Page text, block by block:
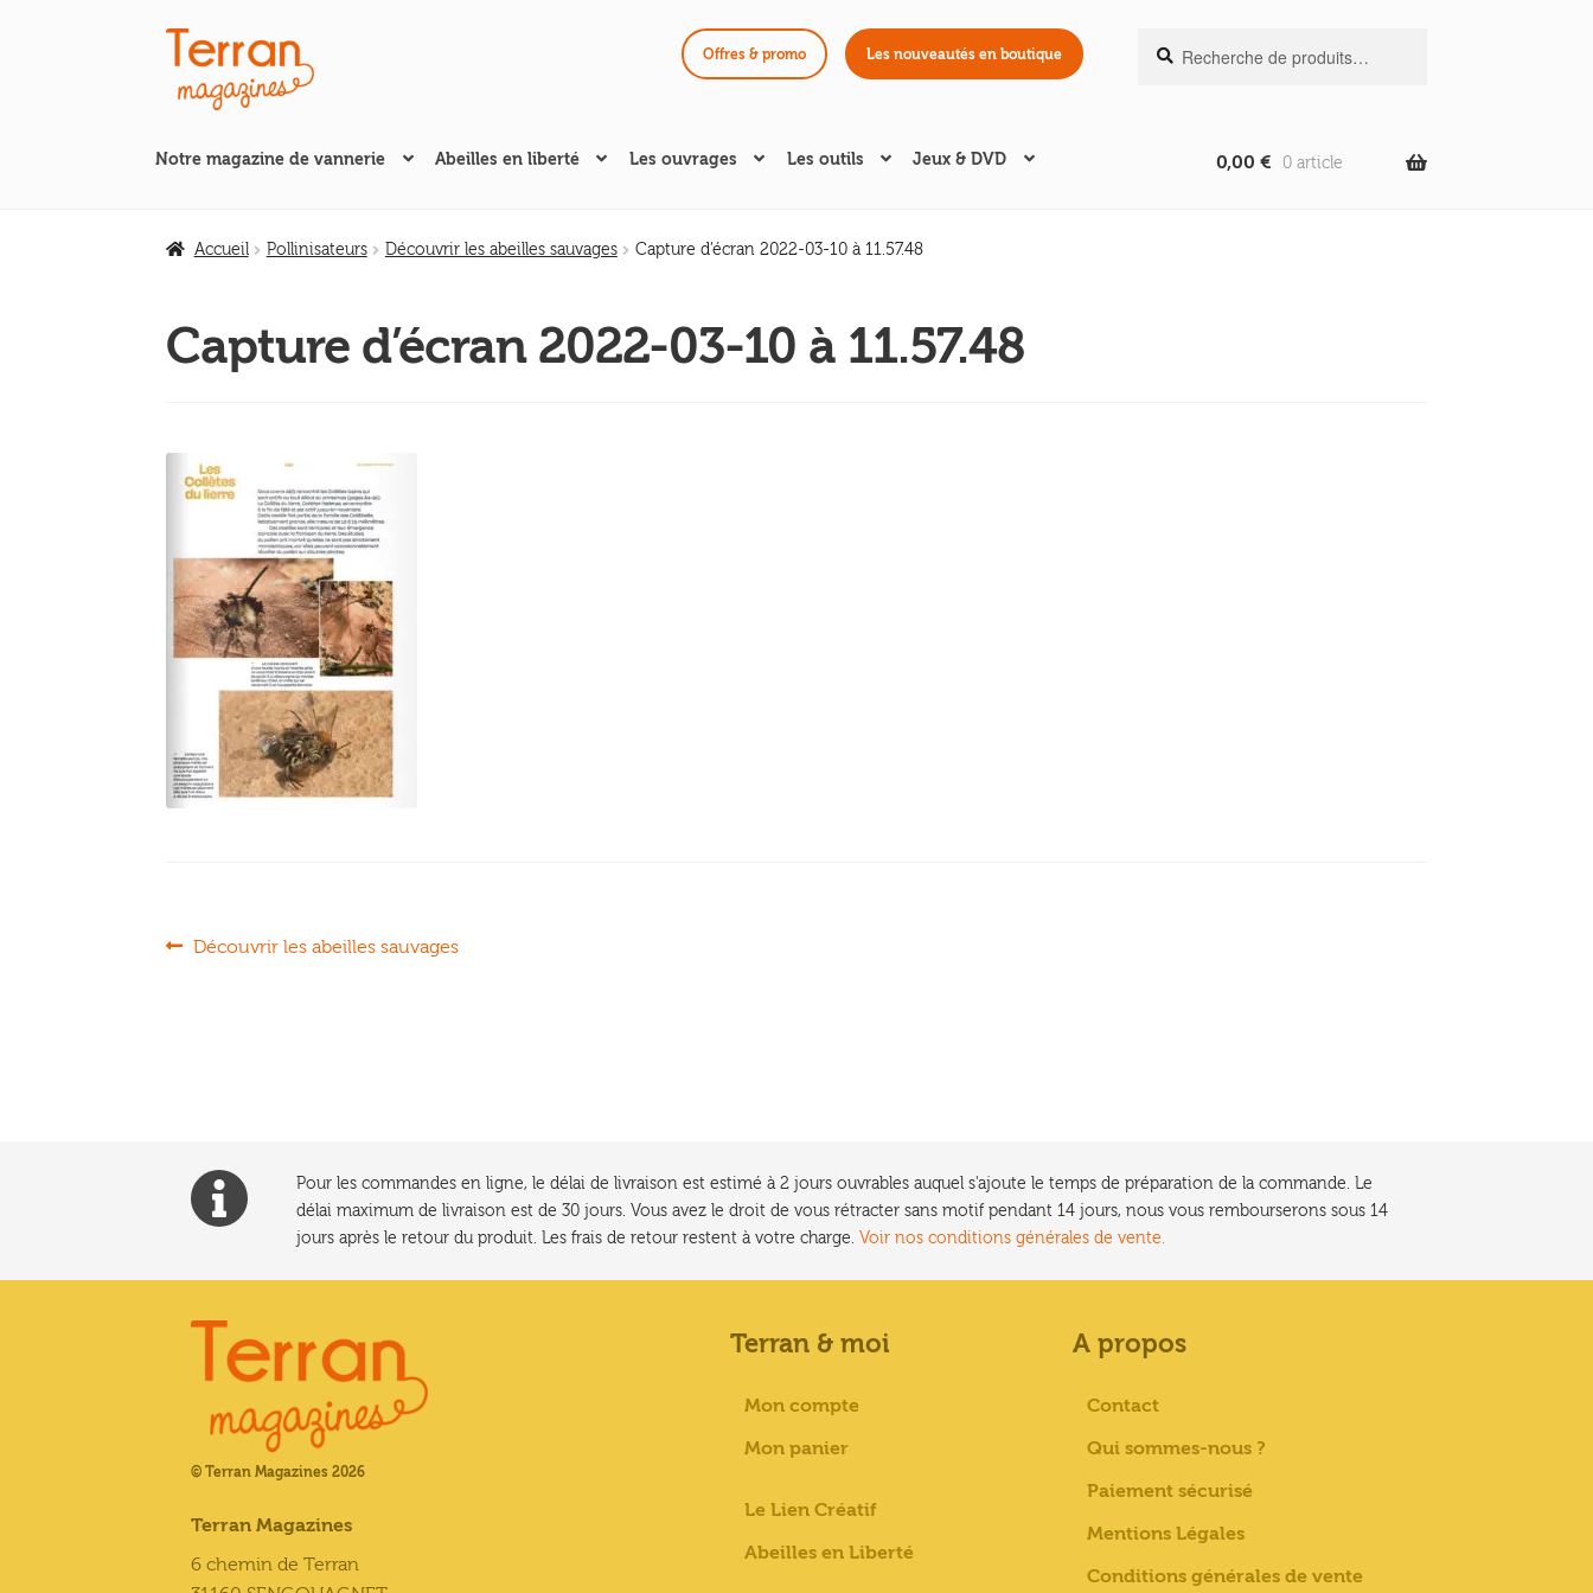
Aller
à
la
Aller
au
contenu
Offres & promo Les nouveautés en boutique
pour :
Recherche
Notre magazine de vannerie Abeilles en liberté Les ouvrages Les outils Jeux & DVD 0,00 € 0 article
Accueil Pollinisateurs Découvrir les abeilles sauvages Capture d’écran 2022-03-10 à 11.57.48
Capture d’écran 2022-03-10 à 11.57.48
Navigation
Article
Découvrir les abeilles sauvages
Pour les commandes en ligne, le délai de livraison est estimé à 2 jours ouvrables auquel s'ajoute le temps de préparation de la commande. Le
délai maximum de livraison est de 30 jours. Vous avez le droit de vous rétracter sans motif pendant 14 jours, nous vous rembourserons sous 14
jours après le retour du produit. Les frais de retour restent à votre charge. Voir nos conditions générales de vente.
© Terran Magazines 2026
Terran Magazines
6 chemin de Terran
Terran & moi
Mon compte
Mon panier
Le Lien Créatif
Abeilles en Liberté
A propos
Contact
Qui sommes-nous ?
Paiement sécurisé
Mentions Légales
Conditions générales de vente